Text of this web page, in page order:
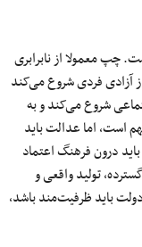
چپ معمولا از نابرابری
آزادی فردی شروع می‌کند
شروع می‌کند و به
است، اما عدالت باید
درون فرهنگ اعتماد
تولید واقعی و
باید ظرفیت‌مند باشد،